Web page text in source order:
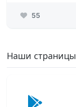
55
Наши страницы